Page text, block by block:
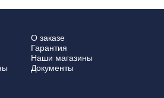
О заказе
Гарантия
Наши магазины
Документы